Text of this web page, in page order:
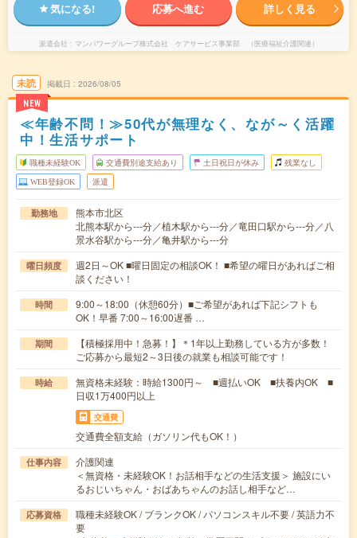
気になる! 応募へ進む 詳しく見る
派遣会社 マンパワーグループ株式会社 ケアサービス事業部 （医療福祉介護関連）
未読
NEW
掲載日 2026/08/05
≪年齢不問！≫50代が無理なく、なが～く活躍
中！生活サポート
職種未経験OK 交通費別途支給あり 土日祝日が休み 残業なし
WEB登録OK 派遣
勤務地
熊本市北区
北熊本駅から---分／植木駅から---分／竜田口駅から---分／八
景水谷駅から---分／亀井駅から---分
曜日頻度
週2日～OK ■曜日固定の相談OK！ ■希望の曜日があればご相
談ください！
時間
9:00～18:00（休憩60分）■ご希望があれば下記シフトも
OK！早番 7:00～16:00遅番 …
期間
【積極採用中！急募！】＊1年以上勤務している方が多数！
ご応募から最短2～3日後の就業も相談可能です！
時給
無資格未経験：時給1300円～ ■週払いOK ■扶養内OK ■
日収1万400円以上
交通費
交通費全額支給（ガソリン代もOK！）
仕事内容
介護関連
＜無資格・未経験OK！お話相手などの生活支援＞ 施設にい
るおじいちゃん・おばあちゃんのお話し相手など…
応募資格
職種未経験OK / ブランクOK / パソコンスキル不要 / 英語力不
要